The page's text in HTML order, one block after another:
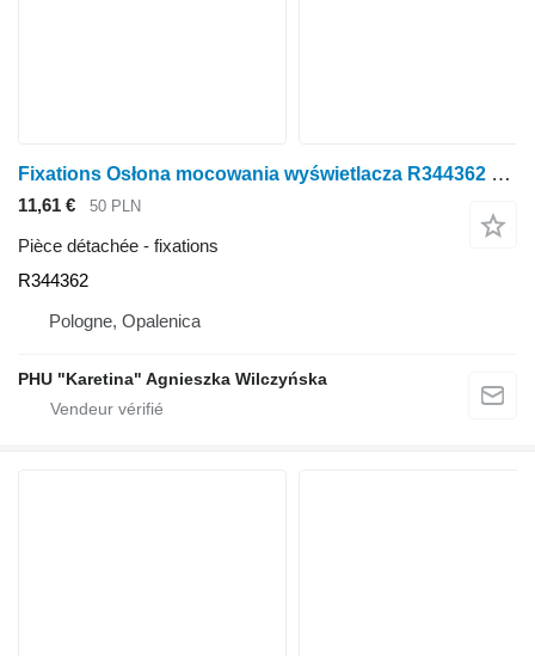
Fixations Osłona mocowania wyświetlacza R344362 pour tracteur à roues John Deere seria 6000 7000 8000 R
11,61 € 50 PLN
Pièce détachée - fixations
R344362
Pologne, Opalenica
PHU "Karetina" Agnieszka Wilczyńska